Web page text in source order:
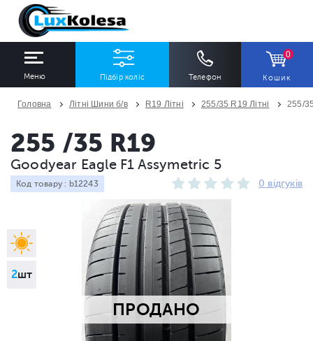
Меню Підбір коліс Телефон
0
Кошик
Ширина
Всі
Профіль Діаметр
Всі
Всі
Кількість
Всі
ПІДІБРАТИ
Головна Літні Шини б/в R19 Літні 255/35 R19 Літні 255/
ПРОДАНО
2шт
255 /35 R19
Goodyear Eagle F1 Assymetric 5
Код товару : b12243 0 відгуків